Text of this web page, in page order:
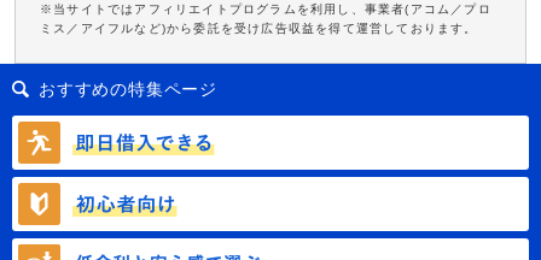
※当サイトではアフィリエイトプログラムを利用し、事業者(アコム／プロ
ミス／アイフルなど)から委託を受け広告収益を得て運営しております。
おすすめの特集ページ